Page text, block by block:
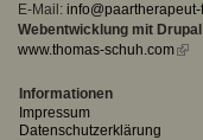
E-Mail:
Webentwicklung mit Drupal
www.thomas-schuh.com(link
Informationen
Impressum
Datenschutzerklärung